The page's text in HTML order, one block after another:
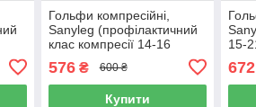
Гольфи компресійні,
Sanyleg (профілактичний
клас компресії 14-16
мм.рт.ст.), розмір L, Італія
576₴ 600 ₴
Купити
15-
672